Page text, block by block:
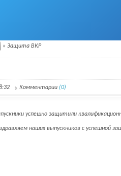
» Защита ВКР
Комментарии (0)
успешно защитили
наших выпускников с успешной